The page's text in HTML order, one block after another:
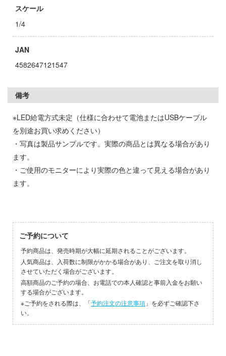
スケール
1/4
JAN
4582647121547
備考
※LED給電方式未定（仕様に合わせて電池またはUSBケーブル
を別途お買い求めください）
・写真は製品サンプルです。実際の商品とは異なる場合があり
ます。
・ご使用のモニターにより実際の色と違って見える場合があり
ます。
ご予約について
予約商品は、発売時期が大幅に延期されることがございます。
人気商品は、入荷数に制限がかかる場合があり、ご注文を取り消し
させていただく場合がございます。
高額商品のご予約の場合、お電話での本人確認と事前入金をお願い
する場合がございます。
※ご予約をされる際は、「予約注文の注意事項 」を必ずご確認下さ
い。
さぎですか？
バード
SISTERS (サーティ ミニッツ シス
OF FIGHTERS
FANTASY(サーティ ミニッツ ファン
トヒルシリーズ
MISSIONS (サーティ ミニッツ ミッ
Pockets
のこのここしたんたん
で飯を食う。
神：NIKKE
ロボ シンカリオン